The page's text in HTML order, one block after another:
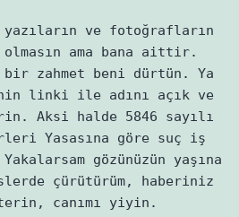
yazıların ve fotoğrafların
ama bana aittir.
zahmet beni dürtün. Ya
linki ile adını açık ve
Aksi halde 5846 sayılı
Yasasına göre suç iş
gözünüzün yaşına
çürütürüm, haberiniz
canımı yiyin.